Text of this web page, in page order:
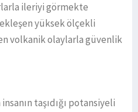
ileriyi görmekte
yüksek ölçekli
volkanik olaylarla güvenlik
taşıdığı potansiyeli